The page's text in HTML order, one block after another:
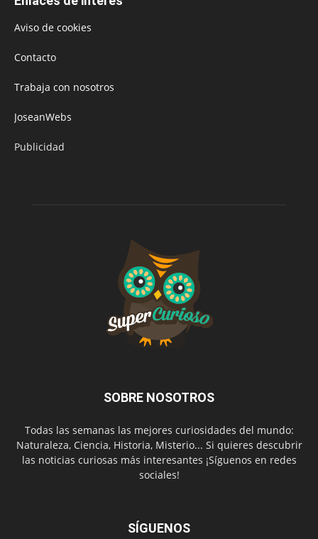
Aviso de cookies
Contacto
Trabaja con nosotros
JoseanWebs
Publicidad
SOBRE NOSOTROS
Todas las semanas las mejores curiosidades del mundo:
Naturaleza, Ciencia, Historia, Misterio... Si quieres descubrir
las noticias curiosas más interesantes ¡Síguenos en redes
sociales!
SÍGUENOS